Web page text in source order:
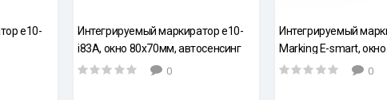
e10-
Интегрируемый маркиратор e10-
i83A, окно 80х70мм, автосенсинг
0
Интегрируемый
Marking E-smart,
0